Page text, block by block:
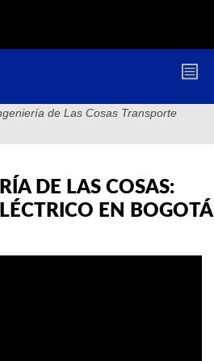
de Las Cosas Transporte
DE LAS COSAS:
EN BOGOTÁ